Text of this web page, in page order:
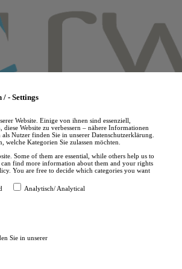
/ - Settings
Website. Einige von ihnen sind essenziell,
diese Website zu verbessern – nähere Informationen
Nutzer finden Sie in unserer Datenschutzerklärung.
welche Kategorien Sie zulassen möchten.
Some of them are essential, while others help us to
find more information about them and your rights
You are free to decide which categories you want
Analytisch/ Analytical
Sie in unserer